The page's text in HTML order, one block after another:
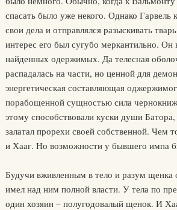
спасать было уже некого. Однако Гарвель
свои дела и отправлялся разыскивать
интерес его был сугубо меркантильно. Он
найденных одержимых. Да телесная
распадалась на части, но ценной для
энергетическая составляющая
порабощенной сущностью сила
этому способствовали куски души
залатал прорехи своей собственной. Чем
и Хааг. Но возможности у бывшего импа
Будучи вживленным в тело и разум щенка
имел над ним полной власти. У тела по
один хозяин – полугодовалый щенок. И